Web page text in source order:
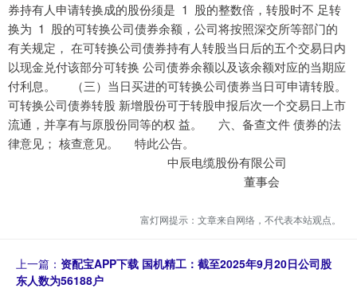
券持有人申请转换成的股份须是 1 股的整数倍，转股时不 足转
换为 1 股的可转换公司债券余额，公司将按照深交所等部门的
有关规定， 在可转换公司债券持有人转股当日后的五个交易日内
以现金兑付该部分可转换 公司债券余额以及该余额对应的当期应
付利息。 （三）当日买进的可转换公司债券当日可申请转股。
可转换公司债券转股 新增股份可于转股申报后次一个交易日上市
流通，并享有与原股份同等的权 益。 六、备查文件 债券的法
律意见； 核查意见。 特此公告。
中辰电缆股份有限公司
董事会
富灯网提示：文章来自网络，不代表本站观点。
上一篇： 资配宝APP下载 国机精工：截至2025年9月20日公司股
东人数为56188户